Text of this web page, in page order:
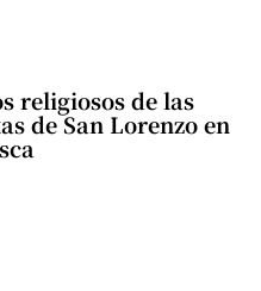
religiosos de las
de San Lorenzo en